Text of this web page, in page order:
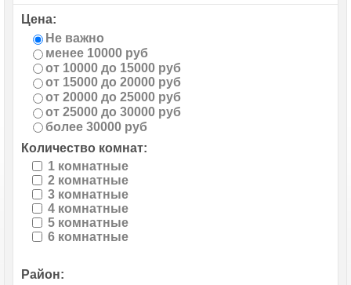
Цена:
Не важно
менее 10000 руб
от 10000 до 15000 руб
от 15000 до 20000 руб
от 20000 до 25000 руб
от 25000 до 30000 руб
более 30000 руб
Количество комнат:
1 комнатные
2 комнатные
3 комнатные
4 комнатные
5 комнатные
6 комнатные
Район: